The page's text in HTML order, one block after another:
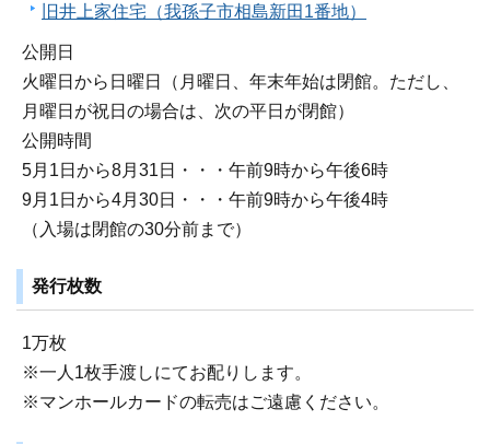
旧井上家住宅（我孫子市相島新田1番地）
公開日
火曜日から日曜日（月曜日、年末年始は閉館。ただし、
月曜日が祝日の場合は、次の平日が閉館）
公開時間
5月1日から8月31日・・・午前9時から午後6時
9月1日から4月30日・・・午前9時から午後4時
（入場は閉館の30分前まで）
発行枚数
1万枚
※一人1枚手渡しにてお配りします。
※マンホールカードの転売はご遠慮ください。